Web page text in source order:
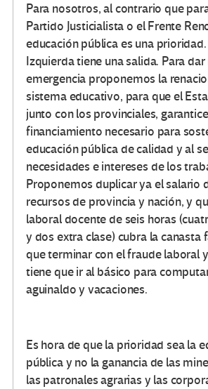
Para nosotros, al contrario que
Partido Justicialista o el Frente
educación pública es una
Izquierda tiene una salida. Para
emergencia proponemos la
sistema educativo, para que el
junto con los provinciales,
financiamiento necesario para
educación pública de calidad y al
necesidades e intereses de los
Proponemos duplicar ya el salario
recursos de provincia y nación, y
laboral docente de seis horas
y dos extra clase) cubra la canasta
que terminar con el fraude laboral
tiene que ir al básico para
aguinaldo y vacaciones.
Es hora de que la prioridad sea la
pública y no la ganancia de las
las patronales agrarias y las